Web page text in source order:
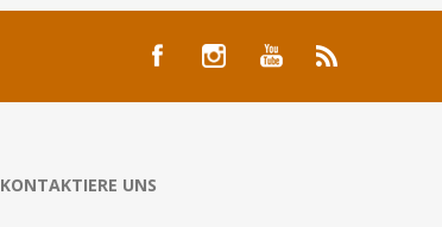
KONTAKTIERE UNS